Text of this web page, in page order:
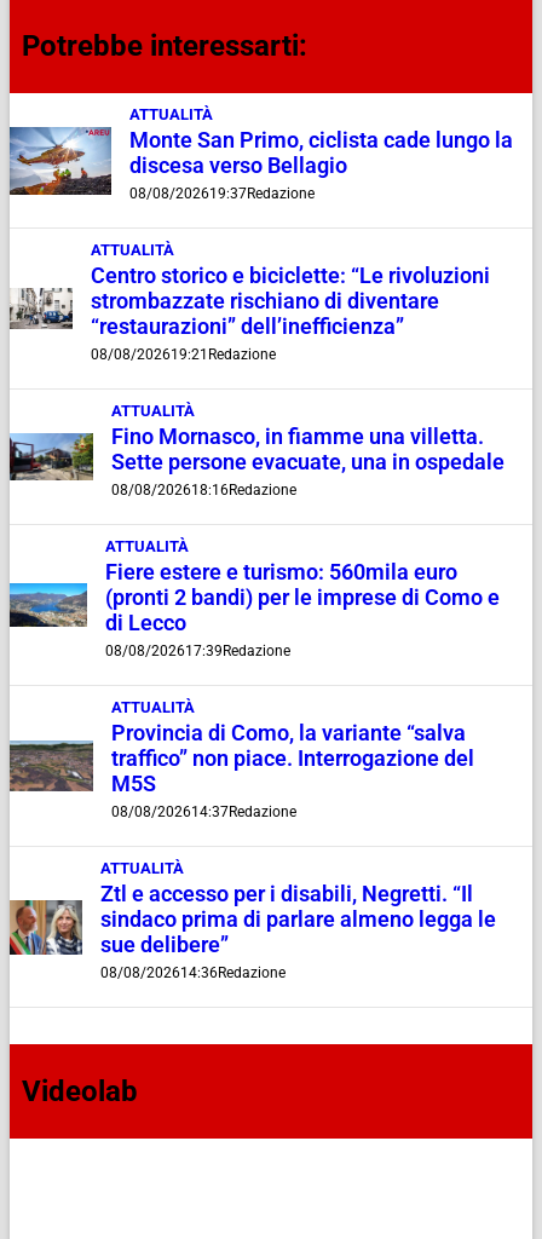
Potrebbe interessarti:
ATTUALITÀ
Monte San Primo, ciclista cade lungo la
discesa verso Bellagio
08/08/202619:37Redazione
ATTUALITÀ
Centro storico e biciclette: “Le rivoluzioni
strombazzate rischiano di diventare
“restaurazioni” dell’inefficienza”
08/08/202619:21 Redazione
ATTUALITÀ
Fino Mornasco, in fiamme una villetta.
Sette persone evacuate, una in ospedale
08/08/202618:16Redazione
ATTUALITÀ
Fiere estere e turismo: 560mila euro
(pronti 2 bandi) per le imprese di Como e
di Lecco
08/08/202617:39 Redazione
ATTUALITÀ
Provincia di Como, la variante “salva
traffico” non piace. Interrogazione del
M5S
08/08/202614:37Redazione
ATTUALITÀ
Ztl e accesso per i disabili, Negretti. “Il
sindaco prima di parlare almeno legga le
sue delibere”
08/08/202614:36Redazione
Videolab